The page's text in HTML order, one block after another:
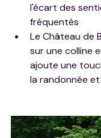
l'écart des
fréquentés
Le Château de
sur une colline
ajoute une
la randonnée